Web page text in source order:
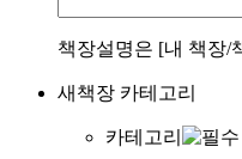
책장설명은 [내 책장/
새책장 카테고리
카테고리